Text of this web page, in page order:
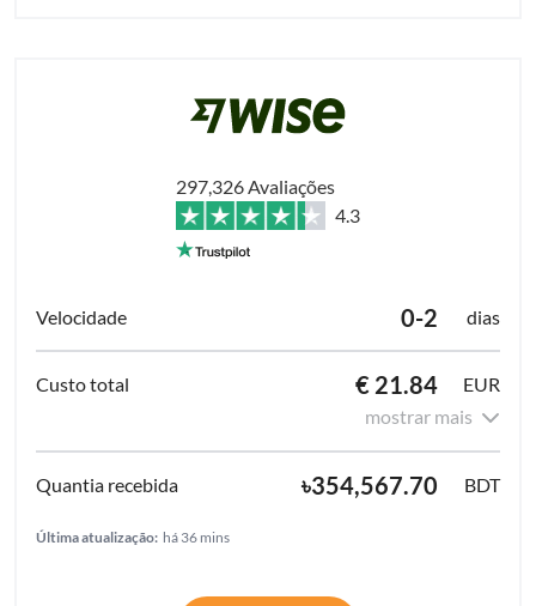
297,326 Avaliações
4.3
0-2 dias
€ 21.84
EUR
mostrar mais
৳354,567.70 BDT
Última atualização: há 36 mins